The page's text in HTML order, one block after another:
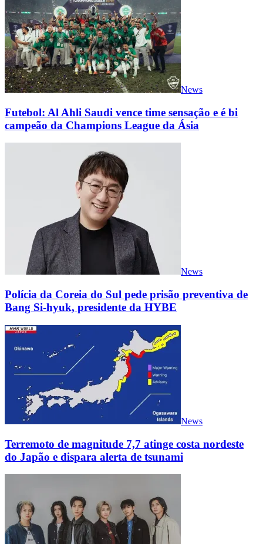
News
Futebol: Al Ahli Saudi vence time sensação e é bi
campeão da Champions League da Ásia
News
Polícia da Coreia do Sul pede prisão preventiva de
Bang Si-hyuk, presidente da HYBE
News
Terremoto de magnitude 7,7 atinge costa nordeste
do Japão e dispara alerta de tsunami